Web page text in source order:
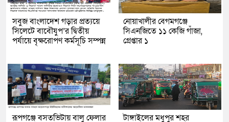
সবুজ বাংলাদেশ গড়ার প্রত্যয়ে
সিলেটে বাবৌযুপ’র দ্বিতীয়
পর্যায়ে বৃক্ষরোপণ কর্মসূচি সম্পন্ন
নোয়াখালীর বেগমগঞ্জে
সিএনজিতে ১১ কেজি গাঁজা,
গ্রেপ্তার ১
রূপগঞ্জে বসতভিটায় বালু ফেলার
টাঙ্গাইলের মধুপুর শহর